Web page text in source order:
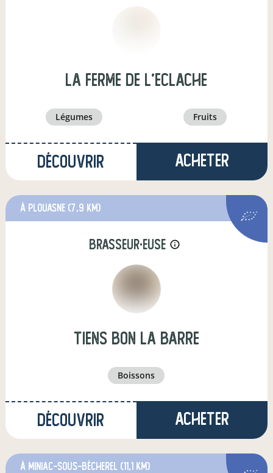
La ferme de l'eclache
légumes fruits
Découvrir Acheter
à Plouasne (7,9 km)
brasseur·euse info_outline
tiens bon la barre
boissons
Découvrir Acheter
à Miniac-sous-Bécherel (11,1 km)